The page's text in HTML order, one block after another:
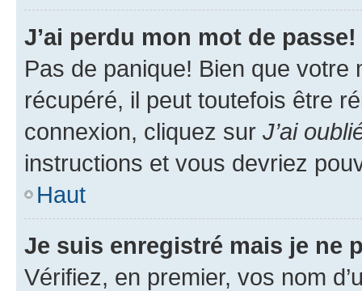
J’ai perdu mon mot de passe!
Pas de panique! Bien que
récupéré, il peut toutefois être
connexion, cliquez sur J’ai
instructions et vous devriez
Haut
Je suis enregistré mais je ne
Vérifiez, en premier, vos nom